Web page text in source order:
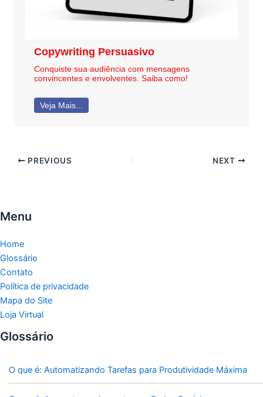
Copywriting Persuasivo
Conquiste sua audiência com mensagens
convincentes e envolventes. Saiba como!
Veja Mais...
PREVIOUS NEXT
Menu
Home
Glossário
Contato
Política de privacidade
Mapa do Site
Loja Virtual
Glossário
O que é: Automatizando Tarefas para Produtividade Máxima